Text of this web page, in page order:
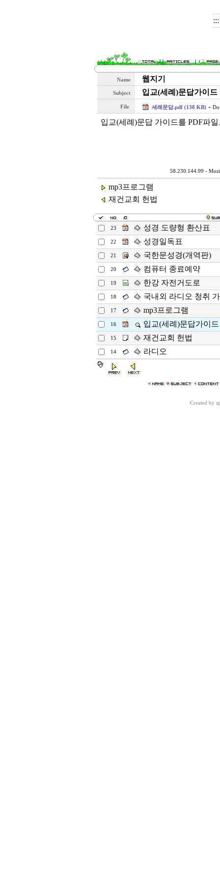
23 1 3
Name 웹지기
Subject 입교(세례)문답가이드
File 세례문답.pdf (138 KB) -
입교(세례)문답 가이드를 PDF파
58.230.144.99 -
mp3프로그램
재건교회 헌법
23 성경 도량형 환산표
22 성경일독표
21 국한문성경(개역판)
20 컴퓨터 종료예약
19 한강 자전거도로
18 국내외 라디오 청취
17 mp3프로그램
16 입교(세례)문답가이드
15 재건교회 헌법
14 라디오
Created by